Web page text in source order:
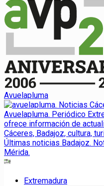
Avuelapluma
Extremadura